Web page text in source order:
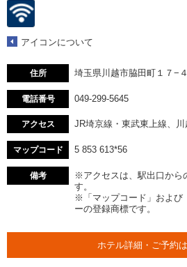
アイコンについて
住所 埼玉県川越市脇田町１７−４
電話番号 049-299-5645
アクセス JR埼京線・東武東上線、
マップコード 5 853 613*56
備考
※アクセスは、駅出口から
す。
※「マップコード」および
ーの登録商標です。
ホテル詳細・ご予約